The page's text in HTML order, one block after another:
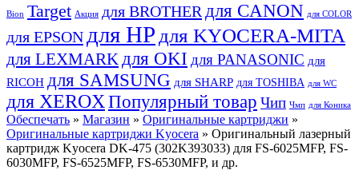
Bion Target Акция для BROTHER для CANON для COLOR
для EPSON для HP для KYOCERA-MITA
для LEXMARK для OKI для PANASONIC для
RICOH для SAMSUNG для SHARP для TOSHIBA для WC
для XEROX Популярный товар Чип Чмп для Коника
Обеспечать » Магазин » Оригинальные картриджи »
Оригинальные картриджи Kyocera » Оригинальный лазерный
картридж Kyocera DK-475 (302K393033) для FS-6025MFP, FS-
6030MFP, FS-6525MFP, FS-6530MFP, и др.